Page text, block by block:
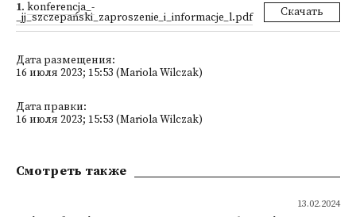
1. konferencja_-
_jj_szczepański_zaproszenie_i_informacje_l.pdf Скачать
Дата размещения:
16 июля 2023; 15:53 (Mariola Wilczak)
Дата правки:
16 июля 2023; 15:53 (Mariola Wilczak)
Смотреть также
13.02.2024